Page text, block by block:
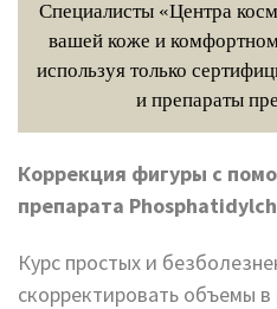
Специалисты «Центра
вашей коже и
используя только
и препараты
Коррекция фигуры с
препарата
Курс простых и
скорректировать объемы